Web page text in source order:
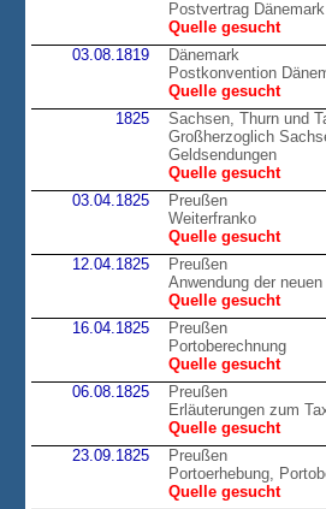
Postvertrag
Quelle gesucht
03.08.1819
Dänemark
Postkonvention
Quelle gesucht
1825
Sachsen, Thurn und
Großherzoglich
Geldsendungen
Quelle gesucht
03.04.1825
Preußen
Weiterfranko
Quelle gesucht
12.04.1825
Preußen
Anwendung der
Quelle gesucht
16.04.1825
Preußen
Portoberechnung
Quelle gesucht
06.08.1825
Preußen
Erläuterungen zum
Quelle gesucht
23.09.1825
Preußen
Portoerhebung,
Quelle gesucht